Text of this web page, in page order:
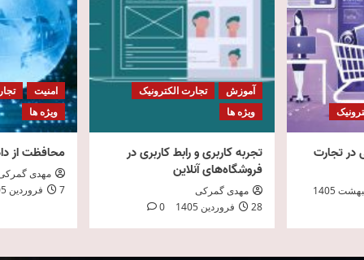
در تجارت
آموزش
تجارت الکترونیک
ویژه ها
تجربه کاربری و رابط کاربری در
فروشگاه‌های آنلاین
مهدی گمرکی
28 فروردین 1405
0
امنیت
ویژه ها
محافظت از
مهدی
7 فروردین 1405